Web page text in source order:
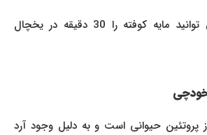
برای نتیجه بهتر، می توانید مایه کوفته را 30 دقیقه در یخچال
حیوانی است و به دلیل وجود آرد